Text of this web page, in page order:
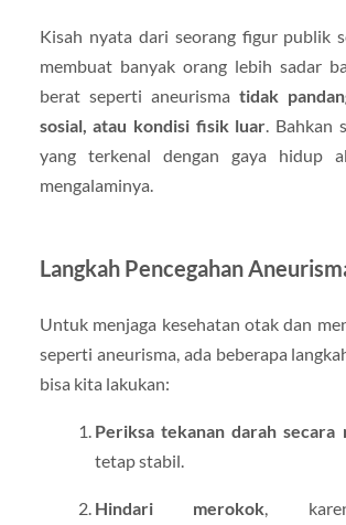
Kisah nyata dari seorang figur publik
membuat banyak orang lebih sadar
berat seperti aneurisma tidak
sosial, atau kondisi fisik luar . Bahkan
yang terkenal dengan gaya hidup
mengalaminya.
Langkah Pencegahan
Untuk menjaga kesehatan otak dan
seperti aneurisma, ada beberapa
bisa kita lakukan:
Periksa tekanan darah secara
tetap stabil.
Hindari merokok,